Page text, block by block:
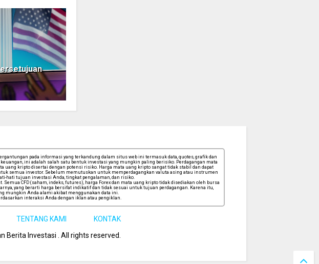
pada informasi yang terkandung dalam situs web ini termasuk data, quotes, grafik dan
ini adalah salah satu bentuk investasi yang mungkin paling berisiko. Perdagangan mata
kripto disertai dengan potensi risiko. Harga mata uang kripto sangat tidak stabil dan dapat
semua investor. Sebelum memutuskan untuk memperdagangkan valuta asing atau instrumen
hati tujuan investasi Anda, tingkat pengalaman, dan risiko.
CFD (saham, indeks, futures), harga Forex dan mata uang kripto tidak disediakan oleh bursa
yang berarti harga bersifat indikatif dan tidak sesuai untuk tujuan perdagangan. Karena itu,
mungkin Anda alami akibat menggunakan data ini.
interaksi Anda dengan iklan atau pengiklan.
TENTANG KAMI
KONTAK
Berita Investasi . All rights reserved.